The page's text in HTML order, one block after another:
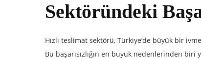
Sektöründeki
Hızlı teslimat sektörü, Türkiye’de büyük bir
Bu başarısızlığın en büyük nedenlerinden